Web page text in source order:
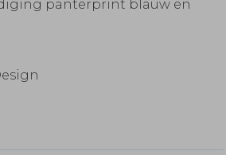
panterprint blauw en